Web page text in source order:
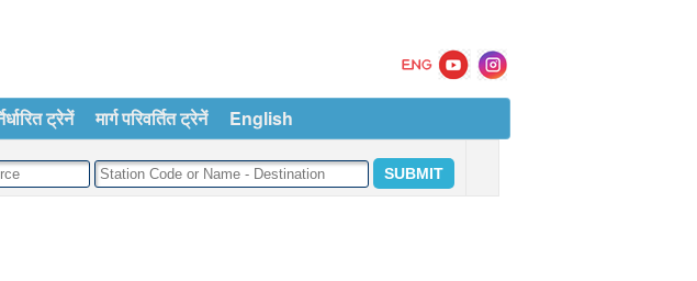
ट्रेनें मार्ग परिवर्तित ट्रेनें English